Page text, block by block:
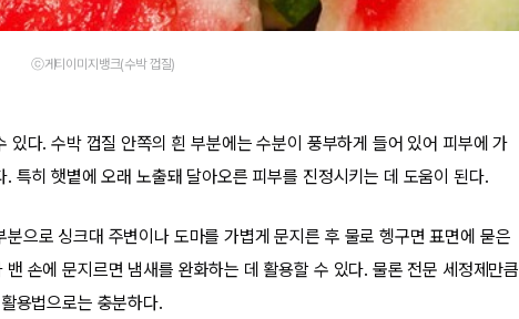
ⓒ게티이미지뱅크(수박 껍질)
있다. 수박 껍질 안쪽의 흰 부분에는 수분이 풍부하게 들어 있어 피부에 가
특히 햇볕에 오래 노출돼 달아오른 피부를 진정시키는 데 도움이 된다.
으로 싱크대 주변이나 도마를 가볍게 문지른 후 물로 헹구면 표면에 묻은
손에 문지르면 냄새를 완화하는 데 활용할 수 있다. 물론 전문 세정제만큼
용법으로는 충분하다.